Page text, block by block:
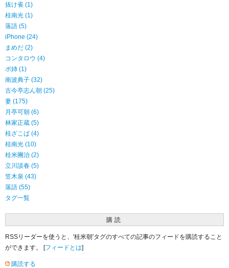
抜け雀 (1)
桂南光 (1)
落語 (5)
iPhone (24)
まめだ (2)
コンタロウ (4)
ポ姉 (1)
南波典子 (32)
古今亭志ん朝 (25)
妻 (175)
月亭可朝 (6)
林家正蔵 (5)
桂ざこば (4)
桂南光 (10)
桂米團治 (2)
立川談春 (5)
笠木泉 (43)
落語 (55)
タグ一覧
購読
RSSリーダーを使うと、'桂米朝'タグのすべての記事のフィードを購読すること
ができます。 [フィードとは]
購読する